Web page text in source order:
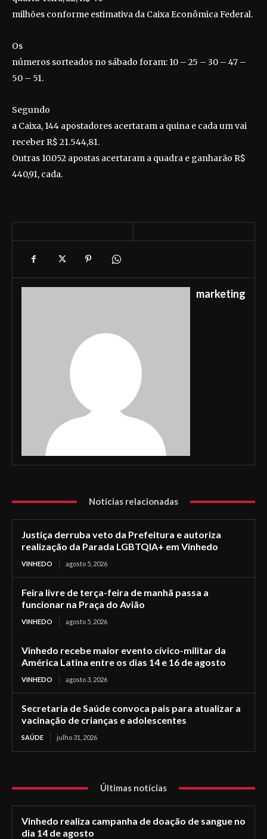
milhões conforme estimativa da Caixa Econômica Federal.
Os
números sorteados no sábado foram: 10 – 25 – 30 – 47 –
50 – 51.
Segundo
a Caixa, 144 apostadores acertaram a quina e cada um vai
receber R$ 21.544,81.
Outras 10.052 apostas acertaram a quadra e ganharão R$
440,91, cada.
marketing
Notícias relacionadas
Justiça derruba veto da Prefeitura e autoriza
realização da Parada LGBTQIA+ em Vinhedo
VINHEDO agosto 5, 2026
Feira livre de terça-feira de manhã passa a
funcionar na Praça do Avião
VINHEDO agosto 5, 2026
Vinhedo recebe maior evento cívico-militar da
América Latina entre os dias 14 e 16 de agosto
VINHEDO agosto 3, 2026
Secretaria de Saúde convoca pais para atualizar a
vacinação de crianças e adolescentes
SAÚDE julho 31, 2026
Últimas notícias
Vinhedo realiza campanha de doação de sangue no
dia 14 de agosto